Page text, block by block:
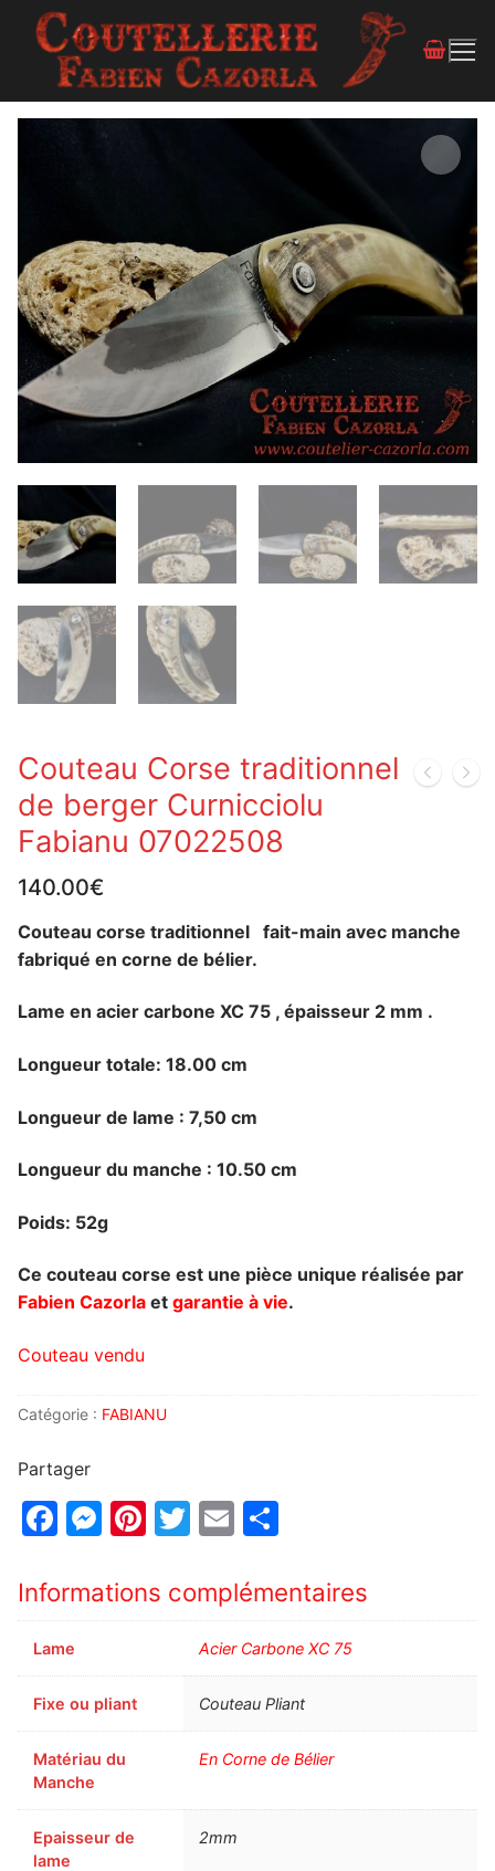
Couteau Corse traditionnel
de berger Curnicciolu
Fabianu 07022508
140.00€
Couteau corse traditionnel fait-main avec manche
fabriqué en corne de bélier.
Lame en acier carbone XC 75 , épaisseur 2 mm .
Longueur totale: 18.00 cm
Longueur de lame : 7,50 cm
Longueur du manche : 10.50 cm
Poids: 52g
Ce couteau corse est une pièce unique réalisée par
Fabien Cazorla et garantie à vie.
Couteau vendu
Catégorie : FABIANU
Partager
Facebook
Messenger
Pinterest
Twitter
Email
Informations complémentaires
Lame Acier Carbone XC 75
Fixe ou pliant Couteau Pliant
Matériau du
Manche
En Corne de Bélier
Epaisseur de
lame
2mm